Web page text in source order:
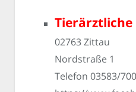
02763 Zittau
Nordstraße 1
Telefon 03583/